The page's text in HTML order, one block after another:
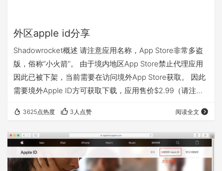
外区apple id分享
Shadowrocket概述 请注意应用名称，App Store非常多盗
版，俗称“小火箭”。 由于境内地区App Store禁止代理应用
因此已被下架，当前需要在访问境外App Store获取。 因此
需要境外Apple ID方可获取下载，应用售价$2.99（请注
出商店ID（你的ID），操作方法：打开App Store > 点击头
像 > 拉到最下面，点击退出登录。 登录我们提供的Apple
ID下载小火箭，点击下方按钮复制帐号及密码，登录App
Store。…
3625点热度 3人点赞 阅读全文